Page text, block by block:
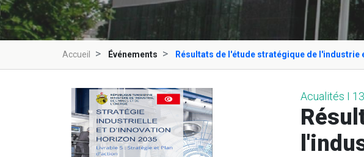
Accueil Événements Résultats de l'étude stratégique de l'industrie
Acualités I